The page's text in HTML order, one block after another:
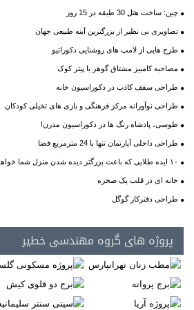
چین: ساخت هتل 30 طبقه در 15 روز
تصاویری بی نظیر از بزرگترین آینه طبیعی جهان
طرح هایی از لامپ های روشنایی دکوراتیو
مصاحبه کامبیز مشتاق گوهر با پیتر کوک
طراحی سقف کاذب در دکوراسیون خانه
طراحی نوآورانه مرکز فرهنگی و بازی های تخیلی کودکان
طوسی، پادشاه رنگ ها در دکوراسیون مدرن!
طراحی داخلی آپارتمان تنها با 24 مترمربع فضا
۱۰ ایده طلایی که باعث بزرگتر دیده شدن منزل شما خواهد شد
خانه ای در قلب یک صخره
طراحی دفترکار گوگل
پروژه های گروه مهندسی خطیر